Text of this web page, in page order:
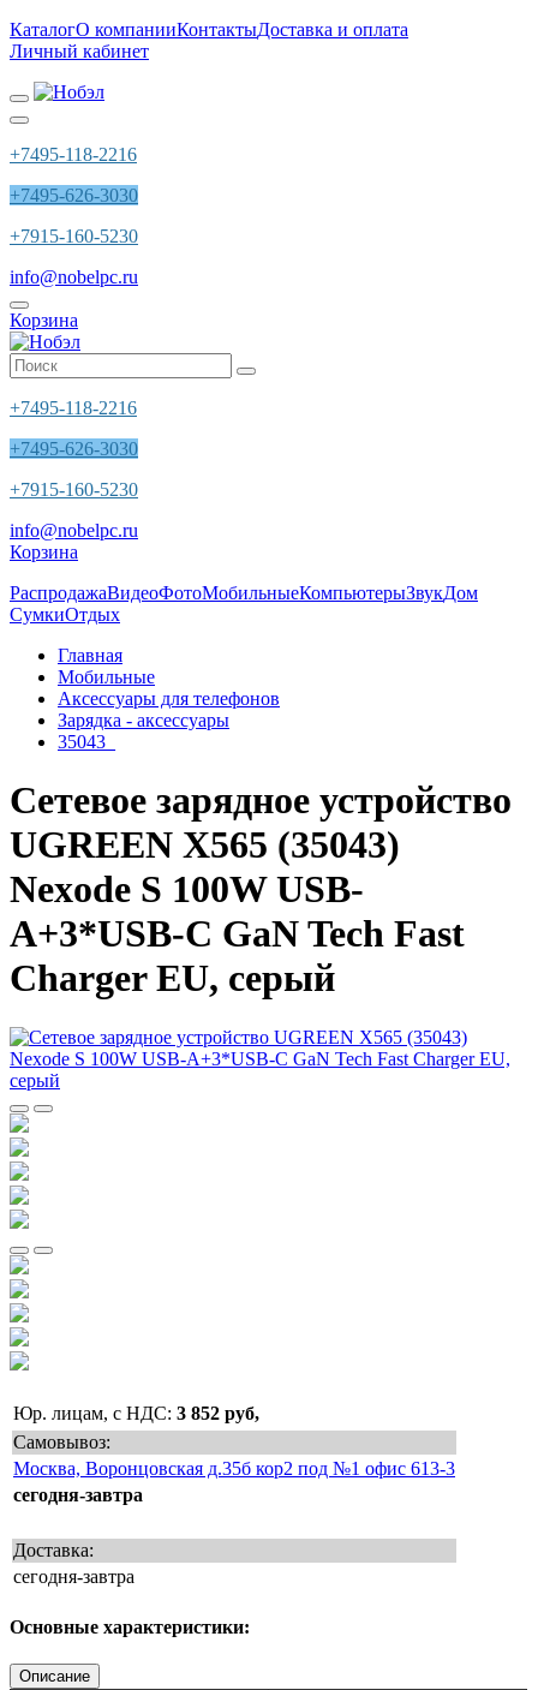
КаталогО компанииКонтактыДоставка и оплата
Личный кабинет
+7495-118-2216
+7495-626-3030
+7915-160-5230
info@nobelpc.ru
Корзина
+7495-118-2216
+7495-626-3030
+7915-160-5230
info@nobelpc.ru
Корзина
РаспродажаВидеоФотоМобильныеКомпьютерыЗвукДом
СумкиОтдых
Главная
Мобильные
Аксессуары для телефонов
Зарядка - аксессуары
35043_
Сетевое зарядное устройство
UGREEN X565 (35043)
Nexode S 100W USB-
A+3*USB-C GaN Tech Fast
Charger EU, серый
Юр. лицам, с НДС: 3 852 руб,
Самовывоз:
Москва, Воронцовская д.35б кор2 под №1 офис 613-3
сегодня-завтра
Доставка:
сегодня-завтра
Основные характеристики:
Описание